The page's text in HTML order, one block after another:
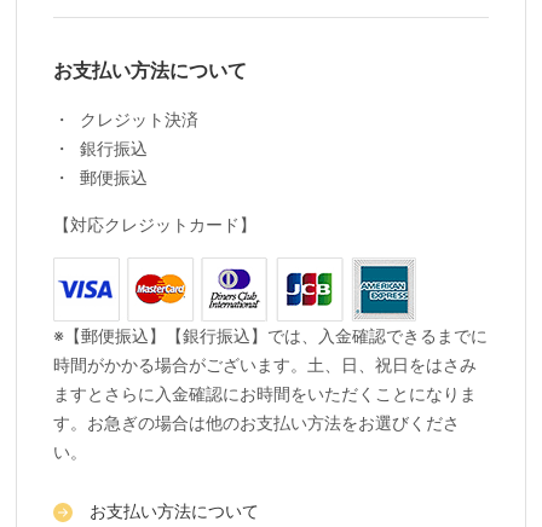
お支払い方法について
クレジット決済
銀行振込
郵便振込
【対応クレジットカード】
※【郵便振込】【銀行振込】では、入金確認できるまでに
時間がかかる場合がございます。土、日、祝日をはさみ
ますとさらに入金確認にお時間をいただくことになりま
す。お急ぎの場合は他のお支払い方法をお選びくださ
い。
お支払い方法について